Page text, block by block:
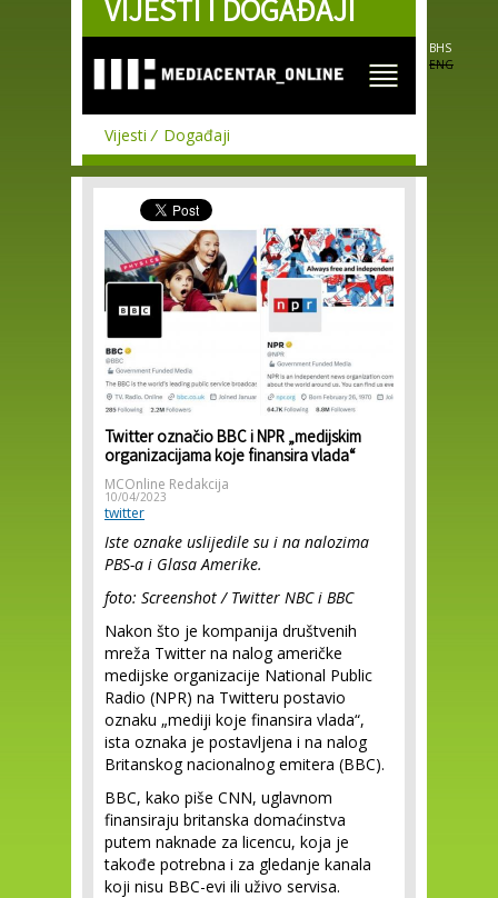
Skip to
main
VIJESTI I DOGAĐAJI
BHS
ENG
Vijesti Događaji
Twitter označio BBC i NPR „medijskim
organizacijama koje finansira vlada“
MCOnline Redakcija
10/04/2023
twitter
Iste oznake uslijedile su i na nalozima
PBS-a i Glasa Amerike.
foto: Screenshot / Twitter NBC i BBC
Nakon što je kompanija društvenih
mreža Twitter na nalog američke
medijske organizacije National Public
Radio (NPR) na Twitteru postavio
oznaku „mediji koje finansira vlada“,
ista oznaka je postavljena i na nalog
Britanskog nacionalnog emitera (BBC).
BBC, kako piše CNN, uglavnom
finansiraju britanska domaćinstva
putem naknade za licencu, koja je
takođe potrebna i za gledanje kanala
koji nisu BBC-evi ili uživo servisa.